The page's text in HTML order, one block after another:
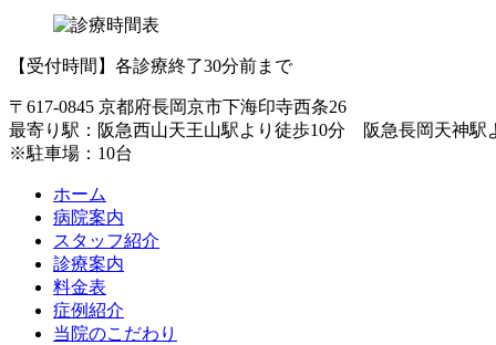
【受付時間】各診療終了30分前まで
〒617-0845 京都府長岡京市下海印寺西条26
最寄り駅：阪急西山天王山駅より徒歩10分 阪急長岡天神駅
※駐車場：10台
ホーム
病院案内
スタッフ紹介
診療案内
料金表
症例紹介
当院のこだわり